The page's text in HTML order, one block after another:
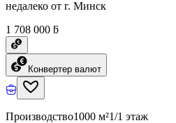
недалеко от г. Минск
1 708 000 ƃ
Конвертер валют
Производство1000 м²1/1 этаж